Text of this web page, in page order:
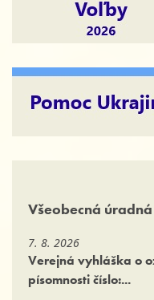
Všeobecná
7. 8. 2026
Verejná vyhláška o
písomnosti číslo:...